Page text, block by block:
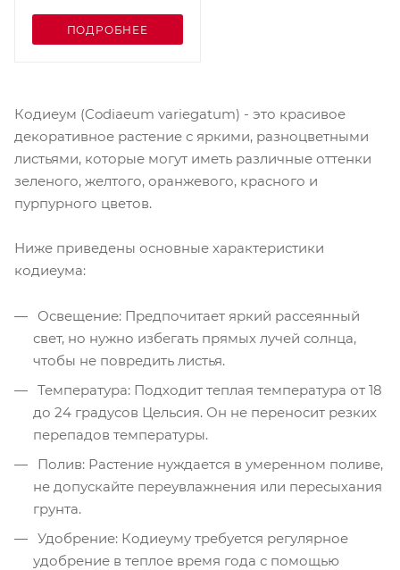
ПОДРОБНЕЕ
Кодиеум (Codiaeum variegatum) - это красивое
декоративное растение с яркими, разноцветными
листьями, которые могут иметь различные оттенки
зеленого, желтого, оранжевого, красного и
пурпурного цветов.
Ниже приведены основные характеристики
кодиеума:
Освещение: Предпочитает яркий рассеянный
свет, но нужно избегать прямых лучей солнца,
чтобы не повредить листья.
Температура: Подходит теплая температура от 18
до 24 градусов Цельсия. Он не переносит резких
перепадов температуры.
Полив: Растение нуждается в умеренном поливе,
не допускайте переувлажнения или пересыхания
грунта.
Удобрение: Кодиеуму требуется регулярное
удобрение в теплое время года с помощью